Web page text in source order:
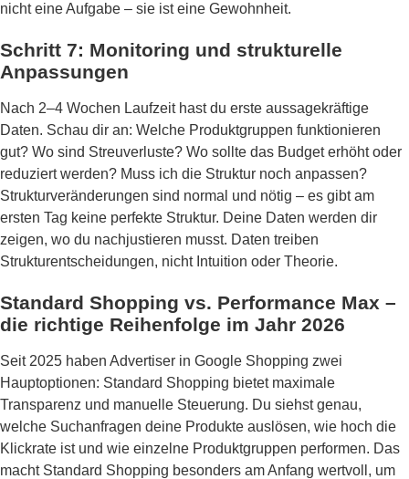
nicht eine Aufgabe – sie ist eine Gewohnheit.
Schritt 7: Monitoring und strukturelle
Anpassungen
Nach 2–4 Wochen Laufzeit hast du erste aussagekräftige
Daten. Schau dir an: Welche Produktgruppen funktionieren
gut? Wo sind Streuverluste? Wo sollte das Budget erhöht oder
reduziert werden? Muss ich die Struktur noch anpassen?
Strukturveränderungen sind normal und nötig – es gibt am
ersten Tag keine perfekte Struktur. Deine Daten werden dir
zeigen, wo du nachjustieren musst. Daten treiben
Strukturentscheidungen, nicht Intuition oder Theorie.
Standard Shopping vs. Performance Max –
die richtige Reihenfolge im Jahr 2026
Seit 2025 haben Advertiser in Google Shopping zwei
Hauptoptionen: Standard Shopping bietet maximale
Transparenz und manuelle Steuerung. Du siehst genau,
welche Suchanfragen deine Produkte auslösen, wie hoch die
Klickrate ist und wie einzelne Produktgruppen performen. Das
macht Standard Shopping besonders am Anfang wertvoll, um